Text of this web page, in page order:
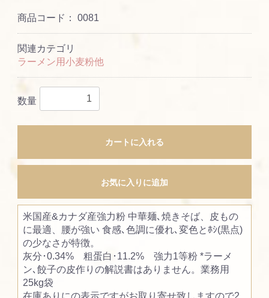
商品コード： 0081
関連カテゴリ
ラーメン用小麦粉他
数量
カートに入れる
お気に入りに追加
米国産&カナダ産強力粉 中華麺､焼きそば、皮もの
に最適、腰が強い 食感､色調に優れ､変色とﾎｼ(黒点)
の少なさが特徴。
灰分･0.34% 粗蛋白･11.2% 強力1等粉 *ラーメ
ン､餃子の皮作りの解説書はありません。業務用
25kg袋
在庫ありにの表示ですがお取り寄せ致しますので2